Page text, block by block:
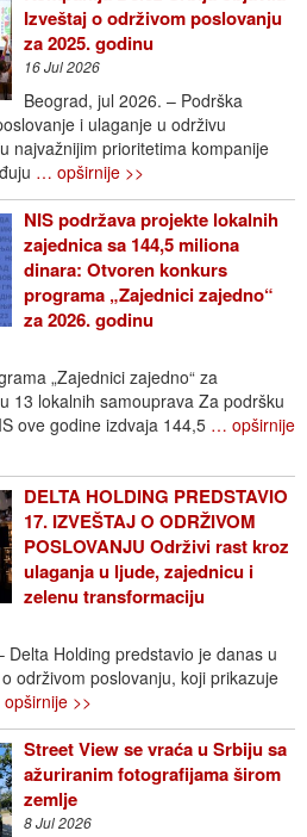
Izveštaj o održivom poslovanju
za 2025. godinu
16 Jul 2026
Beograd, jul 2026. – Podrška
i ulaganje u održivu
najvažnijim prioritetima kompanije
… opširnije >>
NIS podržava projekte lokalnih
zajednica sa 144,5 miliona
dinara: Otvoren konkurs
programa „Zajednici zajedno“
za 2026. godinu
„Zajednici zajedno“ za
13 lokalnih samouprava Za podršku
ove godine izdvaja 144,5 … opširnije
DELTA HOLDING PREDSTAVIO
17. IZVEŠTAJ O ODRŽIVOM
POSLOVANJU Održivi rast kroz
ulaganja u ljude, zajednicu i
zelenu transformaciju
Delta Holding predstavio je danas u
održivom poslovanju, koji prikazuje
>>
Street View se vraća u Srbiju sa
ažuriranim fotografijama širom
zemlje
8 Jul 2026